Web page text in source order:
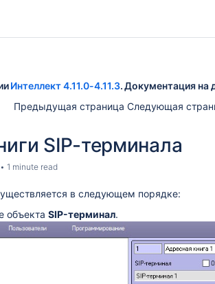
Интеллект 4.11.0-4.11.3. Документация на
Предыдущая страница Следующая
SIP-терминала
1 minute read
в следующем порядке:
объекта SIP-терминал.